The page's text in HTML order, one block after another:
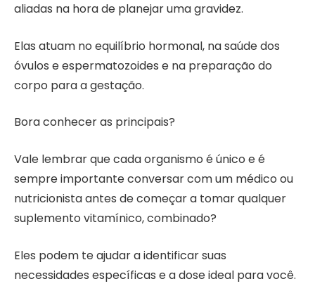
aliadas na hora de planejar uma gravidez.
Elas atuam no equilíbrio hormonal, na saúde dos
óvulos e espermatozoides e na preparação do
corpo para a gestação.
Bora conhecer as principais?
Vale lembrar que cada organismo é único e é
sempre importante conversar com um médico ou
nutricionista antes de começar a tomar qualquer
suplemento vitamínico, combinado?
Eles podem te ajudar a identificar suas
necessidades específicas e a dose ideal para você.